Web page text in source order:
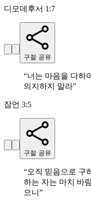
디모데후서 1:7
구절 공유
“너는 마음을 다하
의지하지 말라”
잠언 3:5
구절 공유
“오직 믿음으로 구
하는 자는 마치 바
으니 ”